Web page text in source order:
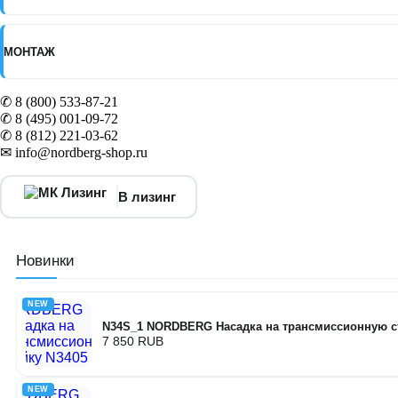
МОНТАЖ
✆ 8 (800) 533-87-21
✆ 8 (495) 001-09-72
✆ 8 (812) 221-03-62
✉ info@nordberg-shop.ru
В лизинг
Новинки
NEW
N34S_1 NORDBERG Насадка на трансмиссионную
7 850 RUB
NEW